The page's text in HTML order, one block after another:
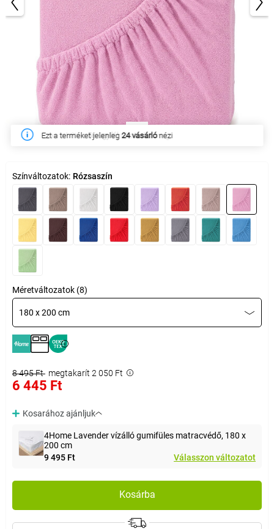
Ezen a héten56 ügyfélvásárolta meg
Színváltozatok: Rózsaszín
Méretváltozatok (8)
180 x 200 cm
8 495 Ft megtakarít 2 050 Ft
6 445 Ft
Kosarához ajánljuk
4Home Lavender vízálló gumifüles matracvédő, 180 x
200 cm
9 495 Ft
Válasszon változatot
Kosárba